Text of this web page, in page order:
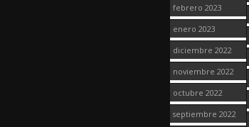
febrero 2023
enero 2023
diciembre 2022
noviembre 2022
octubre 2022
septiembre 2022